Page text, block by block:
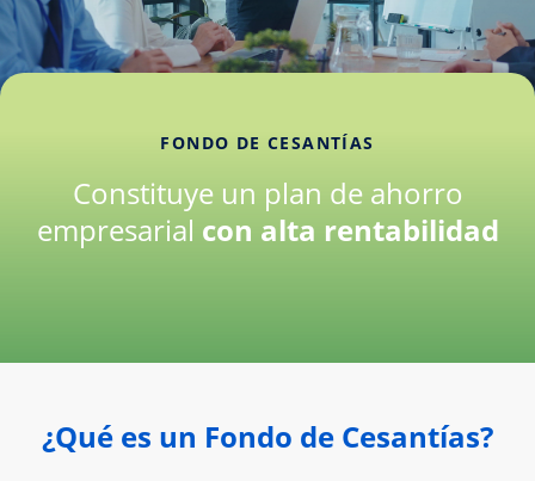
FONDO DE CESANTÍAS
Constituye un plan de ahorro
empresarial con alta rentabilidad
¿Qué es un Fondo de Cesantías?